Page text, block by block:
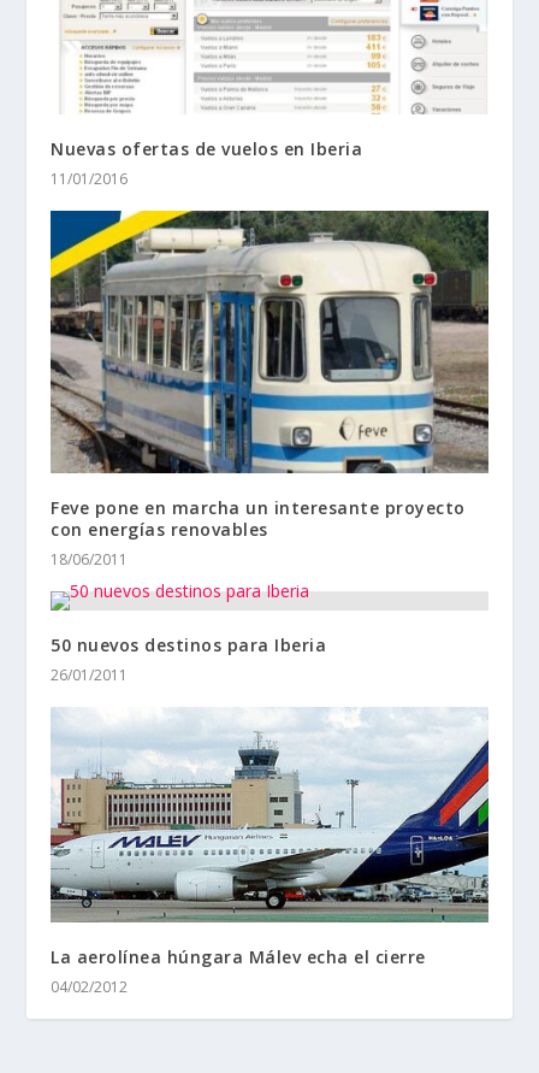
Nuevas ofertas de vuelos en Iberia
11/01/2016
Feve pone en marcha un interesante proyecto
con energías renovables
18/06/2011
50 nuevos destinos para Iberia
26/01/2011
La aerolínea húngara Málev echa el cierre
04/02/2012